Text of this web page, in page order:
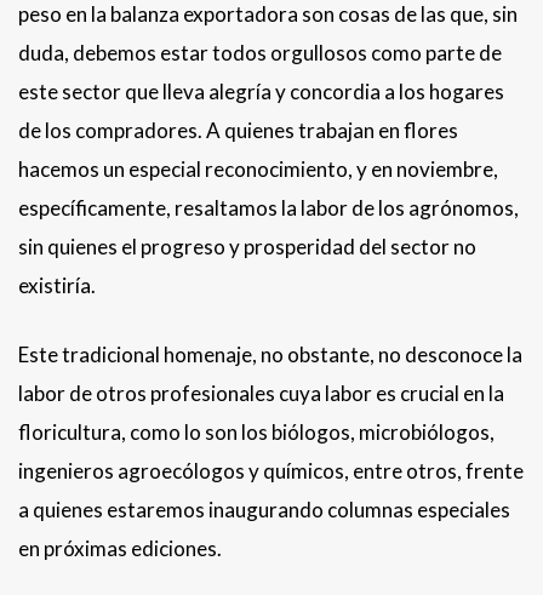
peso en la balanza exportadora son cosas de las que, sin
duda, debemos estar todos orgullosos como parte de
este sector que lleva alegría y concordia a los hogares
de los compradores. A quienes trabajan en flores
hacemos un especial reconocimiento, y en noviembre,
específicamente, resaltamos la labor de los agrónomos,
sin quienes el progreso y prosperidad del sector no
existiría.
Este tradicional homenaje, no obstante, no desconoce la
labor de otros profesionales cuya labor es crucial en la
floricultura, como lo son los biólogos, microbiólogos,
ingenieros agroecólogos y químicos, entre otros, frente
a quienes estaremos inaugurando columnas especiales
en próximas ediciones.